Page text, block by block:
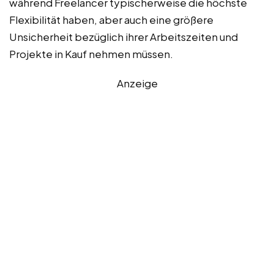
Flexibilität haben, aber auch eine größere
Unsicherheit bezüglich ihrer Arbeitszeiten und
Projekte in Kauf nehmen müssen.
Anzeige